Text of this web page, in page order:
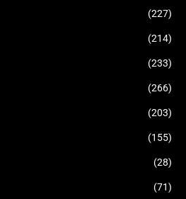
(227)
(214)
(233)
(266)
(203)
(155)
(28)
(71)